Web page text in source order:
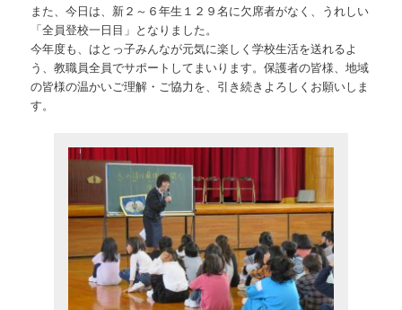
また、今日は、新２～６年生１２９名に欠席者がなく、うれしい
「全員登校一日目」となりました。
今年度も、はとっ子みんなが元気に楽しく学校生活を送れるよ
う、教職員全員でサポートしてまいります。保護者の皆様、地域
の皆様の温かいご理解・ご協力を、引き続きよろしくお願いしま
す。